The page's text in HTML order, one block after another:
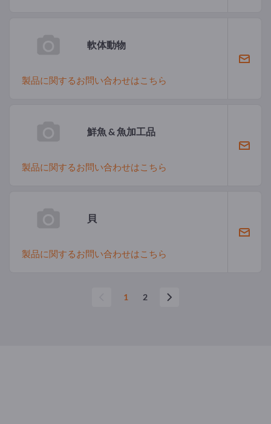
軟体動物
製品に関するお問い合わせはこちら
鮮魚 & 魚加工品
製品に関するお問い合わせはこちら
貝
製品に関するお問い合わせはこちら
1 2